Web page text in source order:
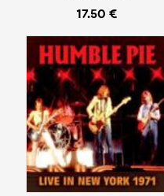
17.50 €